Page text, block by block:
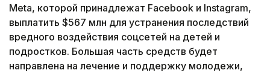
Meta, которой принадлежат Facebook и Instagram,
выплатить $567 млн для устранения последствий
вредного воздействия соцсетей на детей и
подростков. Большая часть средств будет
направлена на лечение и поддержку молодежи,